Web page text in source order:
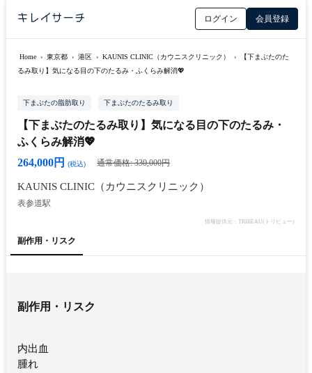
ログイン 会員登録
Home › 東京都 › 港区 › KAUNIS CLINIC（カウニスクリニック） ›
【下まぶたのた
るみ取り】気になる目の下のたるみ・ふくらみ解消💖
下まぶたの脂肪取り 下まぶたのたるみ取り
【下まぶたのたるみ取り】気になる目の下のたるみ・
ふくらみ解消💖
264,000円
(税込) 通常価格: 330,000円
KAUNIS CLINIC（カウニスクリニック）
表参道駅
情報提供元：TRIBEAU(トリビュー)
副作用・リスク
副作用・リスク
内出血
腫れ